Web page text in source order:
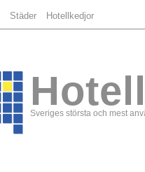
Städer Hotellkedjor
Sveriges största och mest